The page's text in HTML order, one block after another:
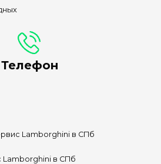
Телефон
Lamborghini в СПб
Lamborghini в СПб